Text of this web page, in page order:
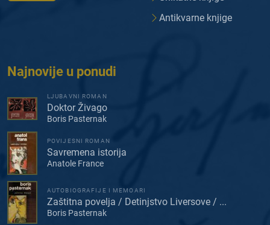
Antikvarne knjige
Najnovije u ponudi
LJUBAVNI ROMAN
Doktor Živago
Boris Pasternak
POVIJESNI ROMAN
Savremena istorija
Anatole France
AUTOBIOGRAFIJE I MEMOARI
Zaštitna povelja / Detinjstvo Liversove / ...
Boris Pasternak